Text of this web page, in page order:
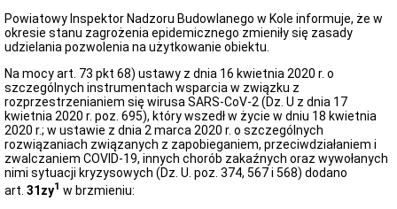
(e-
CRUB)
Centralny
rejestr
osób
posiadających
uprawnienia
budowlane
(e-
CRUB)
Komunikaty
Komunikat
Powiatowy Inspektor Nadzoru Budowlanego w Kole informuje, że w
okresie stanu zagrożenia epidemicznego zmieniły się zasady
udzielania pozwolenia na użytkowanie obiektu.
Na mocy art. 73 pkt 68) ustawy z dnia 16 kwietnia 2020 r. o
szczególnych instrumentach wsparcia w związku z
rozprzestrzenianiem się wirusa SARS-CoV-2 (Dz. U z dnia 17
kwietnia 2020 r. poz. 695), który wszedł w życie w dniu 18 kwietnia
2020 r.; w ustawie z dnia 2 marca 2020 r. o szczególnych
rozwiązaniach związanych z zapobieganiem, przeciwdziałaniem i
zwalczaniem COVID-19, innych chorób zakaźnych oraz wywołanych
nimi sytuacji kryzysowych (Dz. U. poz. 374, 567 i 568) dodano
art. 31zy1 w brzmieniu: